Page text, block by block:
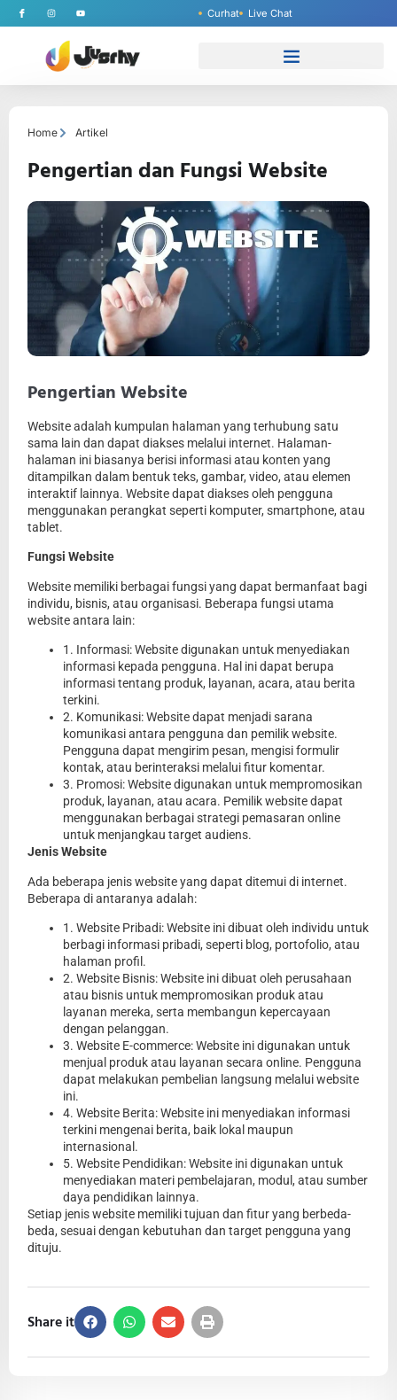
Curhat Live Chat
Home Artikel
Pengertian dan Fungsi Website
Pengertian Website
Website adalah kumpulan halaman yang terhubung satu
sama lain dan dapat diakses melalui internet. Halaman-
halaman ini biasanya berisi informasi atau konten yang
ditampilkan dalam bentuk teks, gambar, video, atau elemen
interaktif lainnya. Website dapat diakses oleh pengguna
menggunakan perangkat seperti komputer, smartphone, atau
tablet.
Fungsi Website
Website memiliki berbagai fungsi yang dapat bermanfaat bagi
individu, bisnis, atau organisasi. Beberapa fungsi utama
website antara lain:
1. Informasi: Website digunakan untuk menyediakan
informasi kepada pengguna. Hal ini dapat berupa
informasi tentang produk, layanan, acara, atau berita
terkini.
2. Komunikasi: Website dapat menjadi sarana
komunikasi antara pengguna dan pemilik website.
Pengguna dapat mengirim pesan, mengisi formulir
kontak, atau berinteraksi melalui fitur komentar.
3. Promosi: Website digunakan untuk mempromosikan
produk, layanan, atau acara. Pemilik website dapat
menggunakan berbagai strategi pemasaran online
untuk menjangkau target audiens.
Jenis Website
Ada beberapa jenis website yang dapat ditemui di internet.
Beberapa di antaranya adalah:
1. Website Pribadi: Website ini dibuat oleh individu untuk
berbagi informasi pribadi, seperti blog, portofolio, atau
halaman profil.
2. Website Bisnis: Website ini dibuat oleh perusahaan
atau bisnis untuk mempromosikan produk atau
layanan mereka, serta membangun kepercayaan
dengan pelanggan.
3. Website E-commerce: Website ini digunakan untuk
menjual produk atau layanan secara online. Pengguna
dapat melakukan pembelian langsung melalui website
ini.
4. Website Berita: Website ini menyediakan informasi
terkini mengenai berita, baik lokal maupun
internasional.
5. Website Pendidikan: Website ini digunakan untuk
menyediakan materi pembelajaran, modul, atau sumber
daya pendidikan lainnya.
Setiap jenis website memiliki tujuan dan fitur yang berbeda-
beda, sesuai dengan kebutuhan dan target pengguna yang
dituju.
Share it